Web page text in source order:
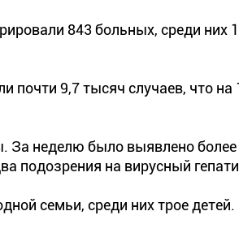
843 больных, среди них
9,7 тысяч случаев, что на
За неделю было выявлено более
подозрения на вирусный
семьи, среди них трое детей.